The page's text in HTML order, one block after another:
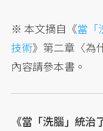
※ 本文摘自《當「
技術》第二章〈為
內容請參本書。
《當「洗腦」統治